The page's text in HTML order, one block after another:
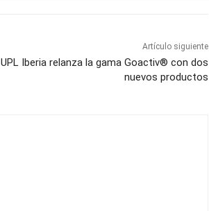
Artículo siguiente
UPL Iberia relanza la gama Goactiv® con dos
nuevos productos